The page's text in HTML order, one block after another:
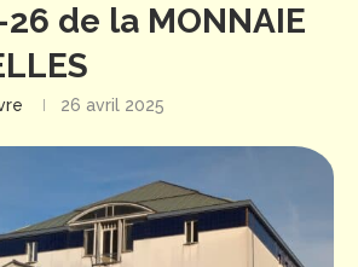
de la MONNAIE
26 avril 2025